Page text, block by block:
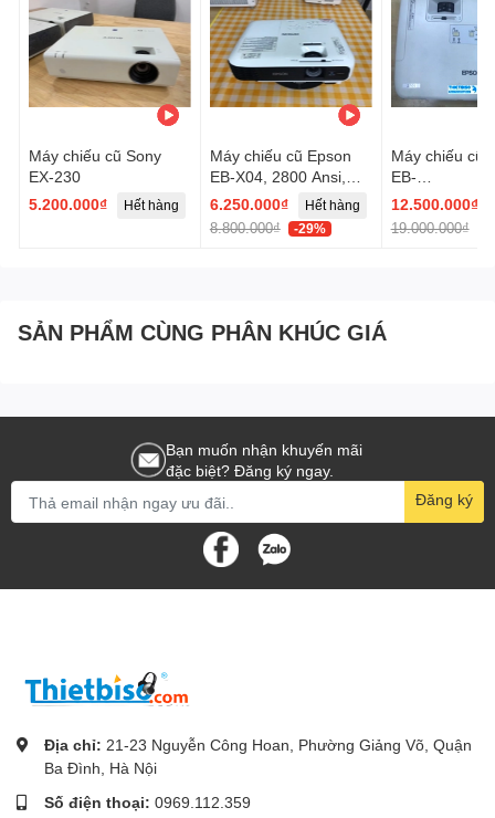
Máy chiếu cũ Sony
EX-230
5.200.000₫
Hết hàng
Máy chiếu cũ Epson
EB-X04, 2800 Ansi,
XGA
6.250.000₫
8.800.000₫ -29%
Hết hàng
Máy chiếu cũ
EB-
12.500.000₫
19.000.000₫
SẢN PHẨM CÙNG PHÂN KHÚC GIÁ
Bạn muốn nhận khuyến mãi
đặc biệt? Đăng ký ngay.
Đăng ký
Địa chỉ: 21-23 Nguyễn Công Hoan, Phường Giảng Võ, Quận
Ba Đình, Hà Nội
Số điện thoại: 0969.112.359